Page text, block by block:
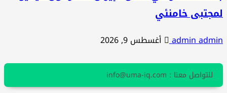
لمجتبى خامنئي
admin admin أغسطس 9, 2026
للتواصل معنا : info@uma-iq.com